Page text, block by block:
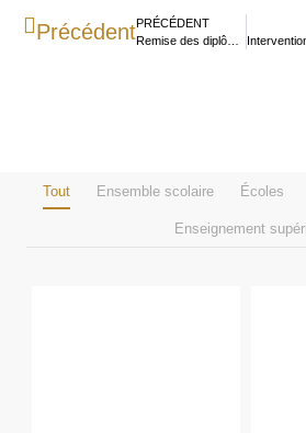
PrécédentPRÉCÉDENT
Remise des diplômes du collège Jeanne d’Arc
Tout Ensemble scolaire Écoles
Enseignement